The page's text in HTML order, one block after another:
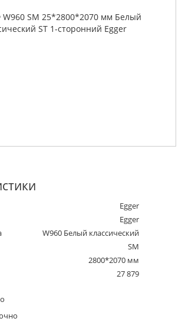
Egger
Egger
W960 Белый классический
SM
2800*2070 мм
27 879